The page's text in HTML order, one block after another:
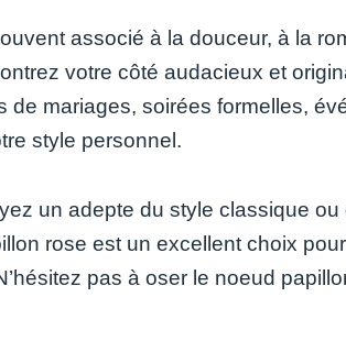
associé à la douceur, à la
votre côté audacieux et
de mariages, soirées formelles,
style personnel.
un adepte du style classique
rose est un excellent choix
pas à oser le noeud